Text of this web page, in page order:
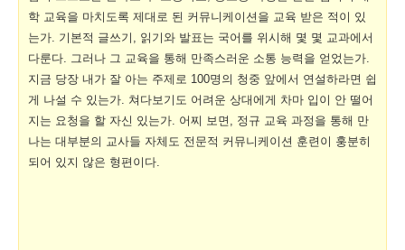
학 교육을 마치도록 제대로 된 커뮤니케이션을 교육 받은 적이 있
는가. 기본적 글쓰기, 읽기와 발표는 국어를 위시해 몇 몇 교과에서
다룬다. 그러나 그 교육을 통해 만족스러운 소통 능력을 얻었는가.
지금 당장 내가 잘 아는 주제로 100명의 청중 앞에서 연설하라면 쉽
게 나설 수 있는가. 쳐다보기도 어려운 상대에게 차마 입이 안 떨어
지는 요청을 할 자신 있는가. 어찌 보면, 정규 교육 과정을 통해 만
나는 대부분의 교사들 자체도 전문적 커뮤니케이션 훈련이 훙분히
되어 있지 않은 형편이다.